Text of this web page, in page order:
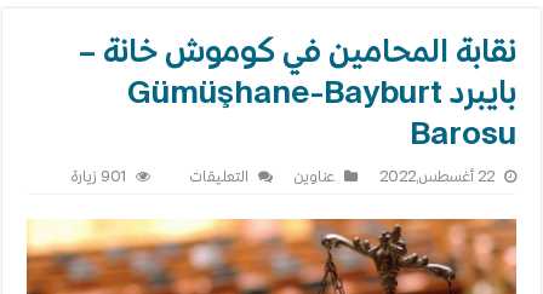
نقابة المحامين في كوموش خانة –
بايبرد Gümüşhane-Bayburt
Barosu
22 أغسطس,2022 عناوين التعليقاتعلى
في
كوموش
خانة
901 زيارة